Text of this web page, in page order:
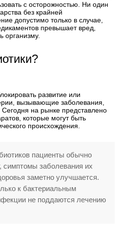
с осторожностью. Ни один
без крайней
допустимо только в случае,
превышает вред,
организму.
развитие или
вызывающие заболевания,
на рынке представлено
которые могут быть
происхождения.
пациенты обычно
симптомы заболевания их
заметно улучшается.
к бактериальным
не поддаются лечению